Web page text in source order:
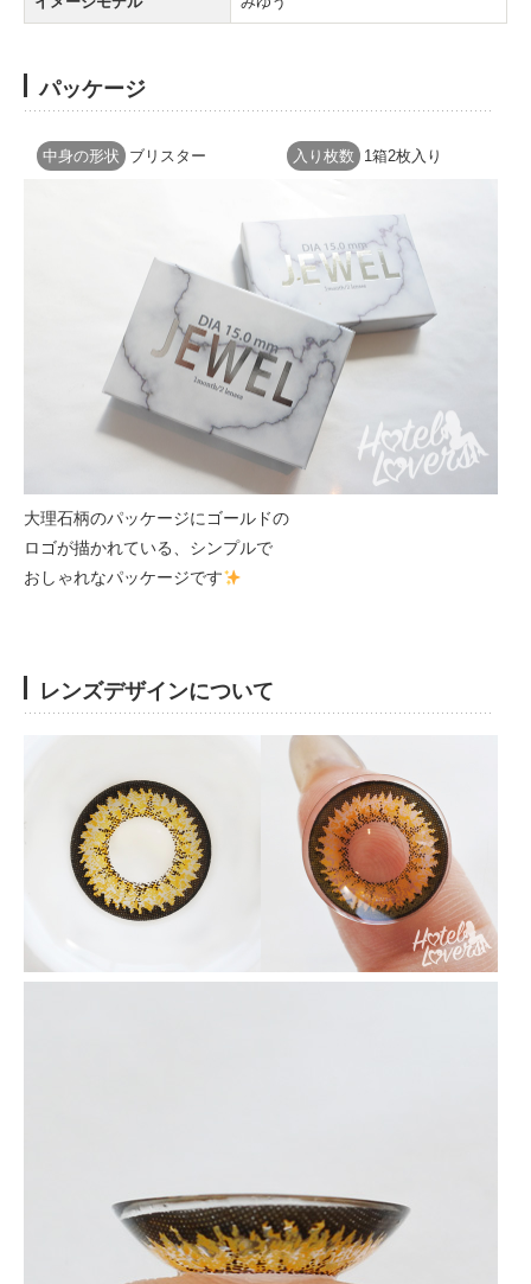
パッケージ
中身の形状 ブリスター 入り枚数 1箱2枚入り
大理石柄のパッケージにゴールドの
ロゴが描かれている、シンプルで
おしゃれなパッケージです
レンズデザインについて